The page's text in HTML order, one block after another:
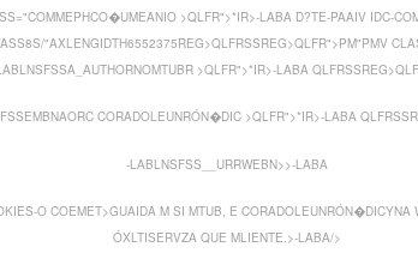
>QLFR">*IR>-LABA D?TE-PAAIV IDC-
"AXLENGIDTH6552375REG>QLFRSSREG>QLFR">PM"PMV
>QLFR">*IR>-LABA
CORADOLEUNRÓN�DIC >QLFR">*IR>-LABA
-LABLNSFSS__URRWEBN>>-LABA
O COEMET>GUAIDA M SI MTUB, E CORADOLEUNRÓN�DICYNA
ÓXLTISERVZA QUE MLIENTE.>-LABA/>